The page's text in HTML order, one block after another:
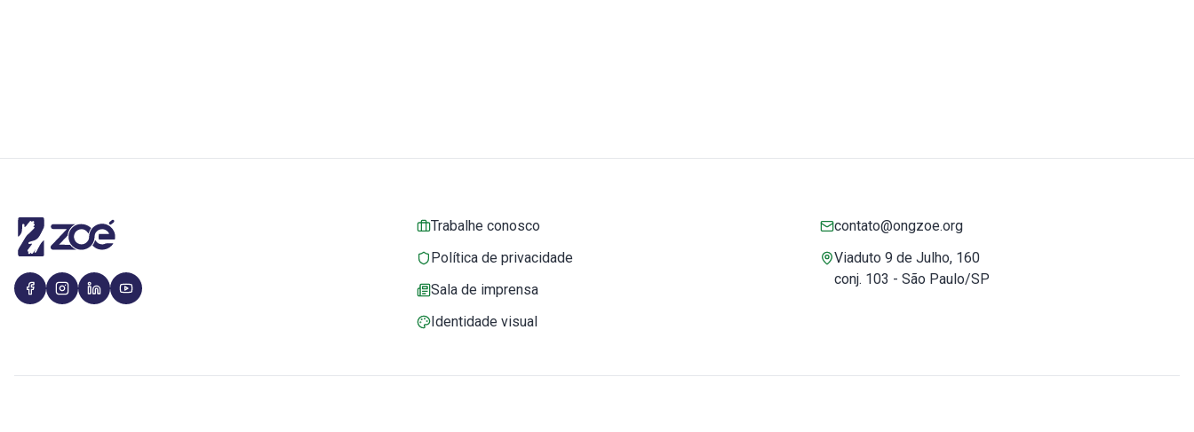
Trabalhe conosco
Política de privacidade
Sala de imprensa
Identidade visual
contato@ongzoe.org
Viaduto 9 de Julho, 160
conj. 103 - São Paulo/SP